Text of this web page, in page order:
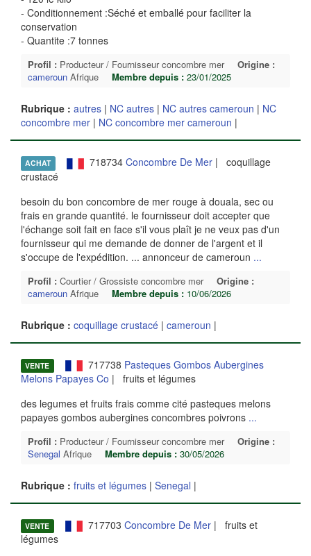
- Conditionnement :Séché et emballé pour faciliter la
conservation
- Quantite :7 tonnes
Profil : Producteur / Fournisseur concombre mer
Origine :
cameroun Afrique Membre depuis : 23/01/2025
Rubrique : autres | NC autres | NC autres cameroun | NC
concombre mer | NC concombre mer cameroun |
ACHAT 718734 Concombre De Mer| coquillage
crustacé
besoin du bon concombre de mer rouge à douala, sec ou
frais en grande quantité. le fournisseur doit accepter que
l'échange soit fait en face s'il vous plaît je ne veux pas d'un
fournisseur qui me demande de donner de l'argent et il
s'occupe de l'expédition. ... annonceur de cameroun ...
Profil : Courtier / Grossiste concombre mer
Origine :
cameroun Afrique Membre depuis : 10/06/2026
Rubrique : coquillage crustacé | cameroun |
VENTE 717738 Pasteques Gombos Aubergines
Melons Papayes Co | fruits et légumes
des legumes et fruits frais comme cité pasteques melons
papayes gombos aubergines concombres poivrons ...
Profil : Producteur / Fournisseur concombre mer
Origine :
Senegal Afrique Membre depuis : 30/05/2026
Rubrique : fruits et légumes | Senegal |
VENTE 717703 Concombre De Mer| fruits et
légumes